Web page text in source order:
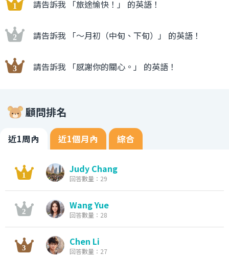
請告訴我 「旅途愉快！」 的英語！
請告訴我 「〜月初（中旬、下旬）」 的英語！
請告訴我 「感謝你的關心。」 的英語！
顧問排名
近1周內 近1個月內 綜合
Judy Chang
回答數量：29
Wang Yue
回答數量：28
Chen Li
回答數量：27